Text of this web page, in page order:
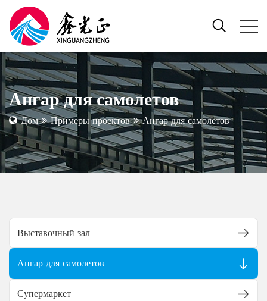
Ангар для самолетов
Дом Примеры проектов Ангар для самолетов
Выставочный зал
Ангар для самолетов
Супермаркет